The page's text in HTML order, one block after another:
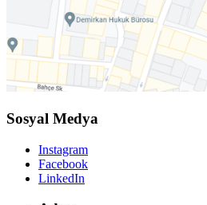
Sosyal Medya
Instagram
Facebook
LinkedIn